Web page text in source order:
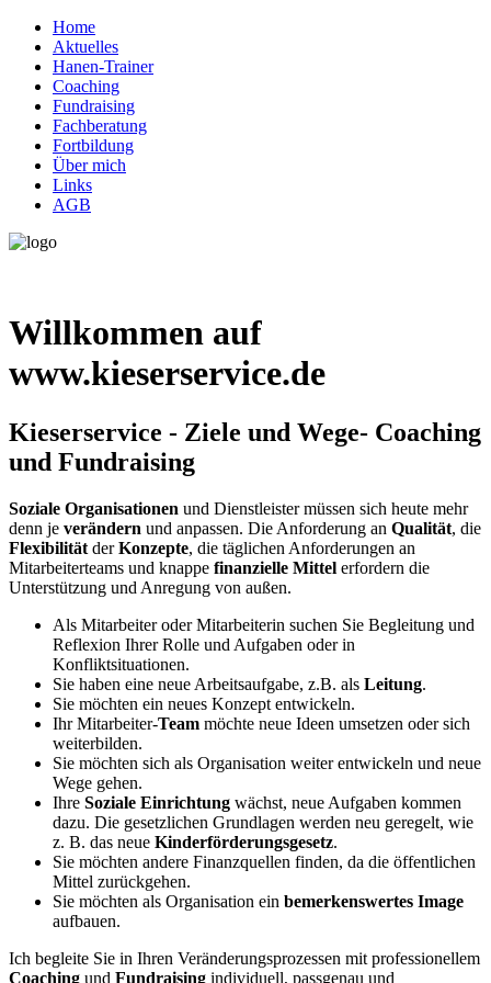
Home
Aktuelles
Hanen-Trainer
Coaching
Fundraising
Fachberatung
Fortbildung
Über mich
Links
AGB
Willkommen auf
www.kieserservice.de
Kieserservice - Ziele und Wege- Coaching
und Fundraising
Soziale Organisationen und Dienstleister müssen sich heute mehr
denn je verändern und anpassen. Die Anforderung an Qualität, die
Flexibilität derKonzepte, die täglichen Anforderungen an
Mitarbeiterteams und knappe finanzielle Mittel erfordern die
Unterstützung und Anregung von außen.
Als Mitarbeiter oder Mitarbeiterin suchen Sie Begleitung und
Reflexion Ihrer Rolle und Aufgaben oder in
Konfliktsituationen.
Sie haben eine neue Arbeitsaufgabe, z.B. als Leitung.
Sie möchten ein neues Konzept entwickeln.
Ihr Mitarbeiter-Team möchte neue Ideen umsetzen oder sich
weiterbilden.
Sie möchten sich als Organisation weiter entwickeln und neue
Wege gehen.
Ihre Soziale Einrichtung wächst, neue Aufgaben kommen
dazu. Die gesetzlichen Grundlagen werden neu geregelt, wie
z. B. das neue Kinderförderungsgesetz.
Sie möchten andere Finanzquellen finden, da die öffentlichen
Mittel zurückgehen.
Sie möchten als Organisation ein bemerkenswertes Image
aufbauen.
Ich begleite Sie in Ihren Veränderungsprozessen mit professionellem
Coaching und Fundraising individuell, passgenau und